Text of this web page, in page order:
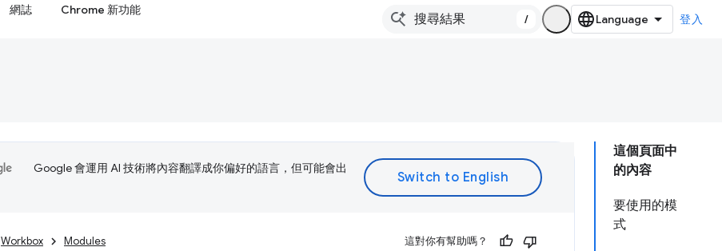
網誌 Chrome 新功能
/ 登入
這個頁面中
的內容
要使用的模
式
Google 會運用 AI 技術將內容翻譯成你偏好的語言，但可能會出
Workbox Modules 這對你有幫助嗎？